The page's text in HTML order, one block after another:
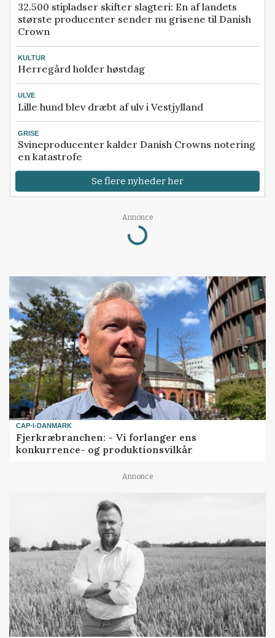
32.500 stipladser skifter slagteri: En af landets
største producenter sender nu grisene til Danish
Crown
KULTUR
Herregård holder høstdag
ULVE
Lille hund blev dræbt af ulv i Vestjylland
GRISE
Svineproducenter kalder Danish Crowns notering
en katastrofe
Se flere nyheder her
Annonce
Loading...
CAP-I-DANMARK
Fjerkræbranchen: - Vi forlanger ens
konkurrence- og produktionsvilkår
Annonce